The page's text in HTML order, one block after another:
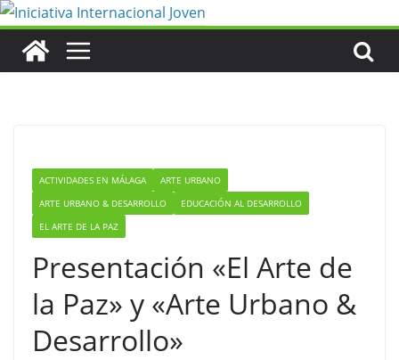
Saltar
contenido
ACTIVIDADES EN MÁLAGA
ARTE URBANO
ARTE URBANO & DESARROLLO
EDUCACIÓN AL DESARROLLO
EL ARTE DE LA PAZ
Presentación «El Arte de
la Paz» y «Arte Urbano &
Desarrollo»